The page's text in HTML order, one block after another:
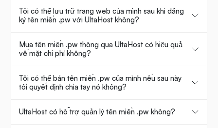
Tôi có thể lưu trữ trang web của mình sau khi đăng
ký tên miền .pw với UltaHost không?
Mua tên miền .pw thông qua UltaHost có hiệu quả
về mặt chi phí không?
Tôi có thể bán tên miền .pw của mình nếu sau này
tôi quyết định chia tay nó không?
UltaHost có hỗ trợ quản lý tên miền .pw không?